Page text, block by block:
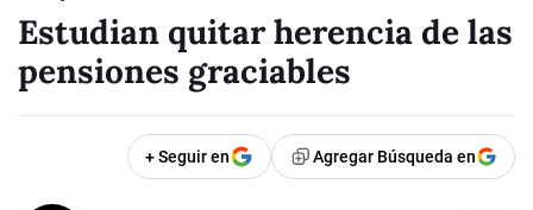
Estudian quitar herencia de las
pensiones graciables
+ Seguir en Agregar Búsqueda en